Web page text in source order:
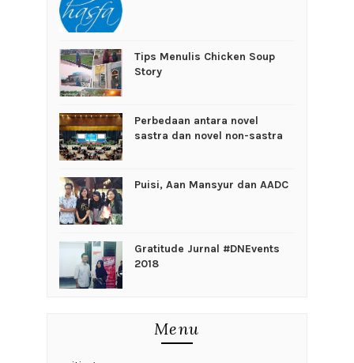
Tips Menulis Chicken Soup
Story
Perbedaan antara novel
sastra dan novel non-sastra
Puisi, Aan Mansyur dan AADC
Gratitude Jurnal #DNEvents
2018
Menu